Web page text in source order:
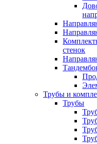
стенок
Трубы и
Трубы